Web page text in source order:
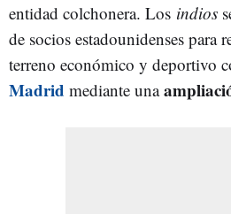
entidad colchonera. Los indios
de socios estadounidenses para
terreno económico y deportivo
Madrid mediante una